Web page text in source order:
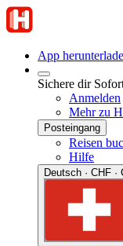
App
Sichere dir
Anmelden
Mehr zu
Posteingang
Reisen
Hilfe
Deutsch · CHF ·